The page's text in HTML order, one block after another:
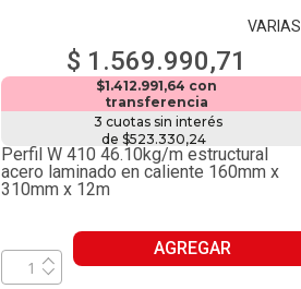
VARIAS
$ 1.569.990,71
$1.412.991,64 con
transferencia
3 cuotas sin interés
de $523.330,24
Perfil W 410 46.10kg/m estructural
acero laminado en caliente 160mm x
310mm x 12m
AGREGAR